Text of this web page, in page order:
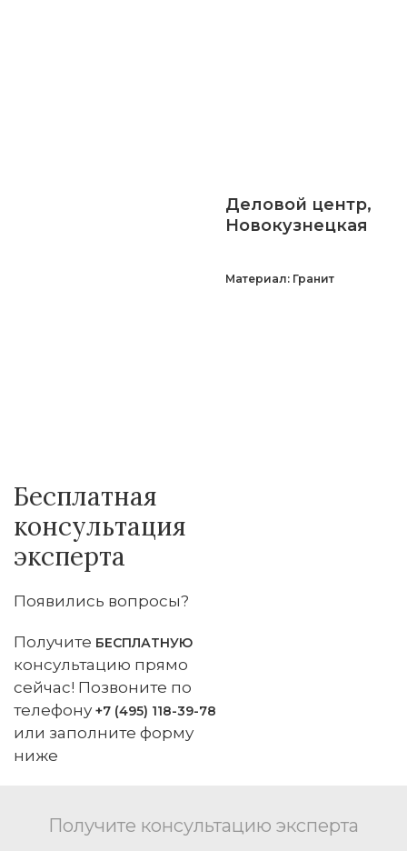
Деловой центр,
Новокузнецкая
Материал: Гранит
Бесплатная
консультация
эксперта
Появились вопросы?
Получите БЕСПЛАТНУЮ
консультацию прямо
сейчас! Позвоните по
телефону +7 (495) 118-39-78
или заполните форму
ниже
Получите консультацию эксперта